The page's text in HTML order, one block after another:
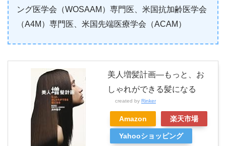
ング医学会（WOSAAM）専門医、米国抗加齢医学会
（A4M）専門医、米国先端医療学会（ACAM）
美人増髪計画―もっと、お
しゃれができる髪になる
created by Rinker
Amazon 楽天市場
Yahooショッピング